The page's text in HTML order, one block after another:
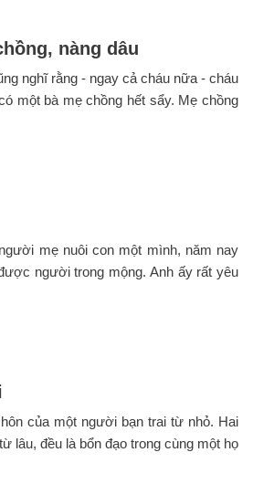
nàng dâu
nghĩ rằng - ngay cả cháu nữa - cháu
một bà mẹ chồng hết sẩy. Mẹ chồng
mẹ nuôi con một mình, năm nay
người trong mộng. Anh ấy rất yêu
của một người bạn trai từ nhỏ. Hai
lâu, đều là bổn đạo trong cùng một họ